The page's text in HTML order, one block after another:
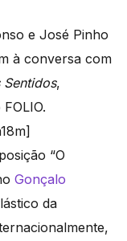
e José Pinho
à conversa com
,
“O
Gonçalo
da